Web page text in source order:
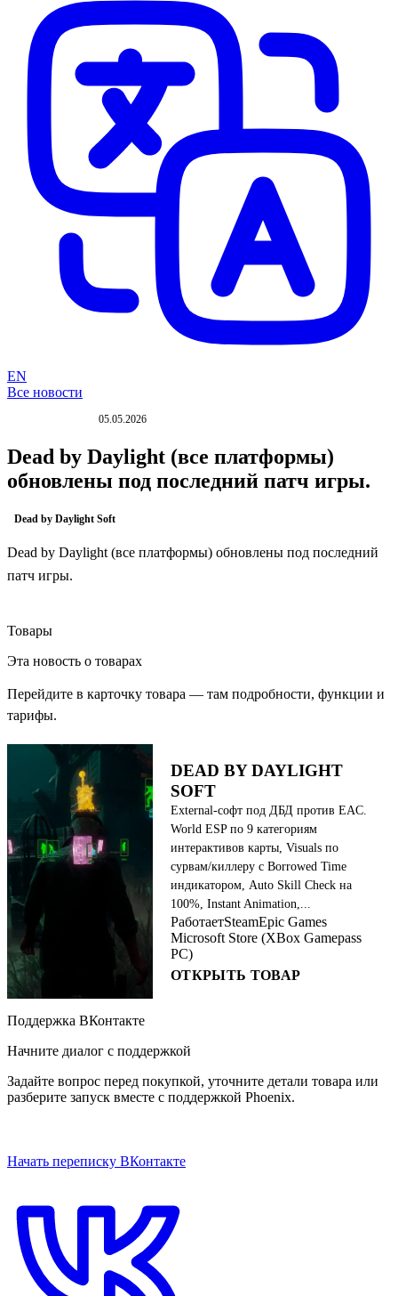
EN
Все новости
05.05.2026
Dead by Daylight (все платформы)
обновлены под последний патч игры.
Dead by Daylight Soft
Dead by Daylight (все платформы) обновлены под последний
патч игры.
Товары
Эта новость о товарах
Перейдите в карточку товара — там подробности, функции и
тарифы.
DEAD BY DAYLIGHT
SOFT
External-софт под ДБД против EAC.
World ESP по 9 категориям
интерактивов карты, Visuals по
сурвам/киллеру с Borrowed Time
индикатором, Auto Skill Check на
100%, Instant Animation,...
РаботаетSteamEpic Games
Microsoft Store (XBox Gamepass
PC)
ОТКРЫТЬ ТОВАР
Поддержка ВКонтакте
Начните диалог с поддержкой
Задайте вопрос перед покупкой, уточните детали товара или
разберите запуск вместе с поддержкой Phoenix.
Начать переписку ВКонтакте